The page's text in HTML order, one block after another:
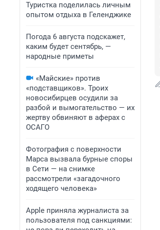
Туристка поделилась личным
опытом отдыха в Геленджике
Погода 6 августа подскажет,
каким будет сентябрь, —
народные приметы
«Майские» против
«подставщиков». Троих
новосибирцев осудили за
разбой и вымогательство — их
жертву обвиняют в аферах с
ОСАГО
Фотография с поверхности
Марса вызвала бурные споры
в Сети — на снимке
рассмотрели «загадочного
ходящего человека»
Apple приняла журналиста за
пользователя под санкциями: